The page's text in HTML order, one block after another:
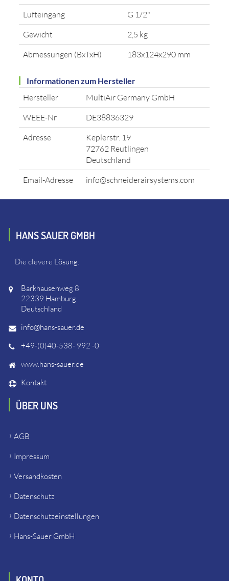
Lufteingang
G 1/2"
Gewicht
2,5 kg
Abmessungen (BxTxH)
183x124x290 mm
Informationen zum Hersteller
Hersteller
MultiAir Germany GmbH
WEEE-Nr
DE38836329
Adresse
Keplerstr. 19
72762 Reutlingen
Deutschland
Email-Adresse
info@schneiderairsystems.com
HANS SAUER GMBH
Die clevere Lösung.
Barkhausenweg 8
22339 Hamburg
Deutschland
info@hans-sauer.de
+49-(0)40-538- 992 -0
www.hans-sauer.de
Kontakt
ÜBER UNS
AGB
Impressum
Versandkosten
Datenschutz
Datenschutzeinstellungen
Hans-Sauer GmbH